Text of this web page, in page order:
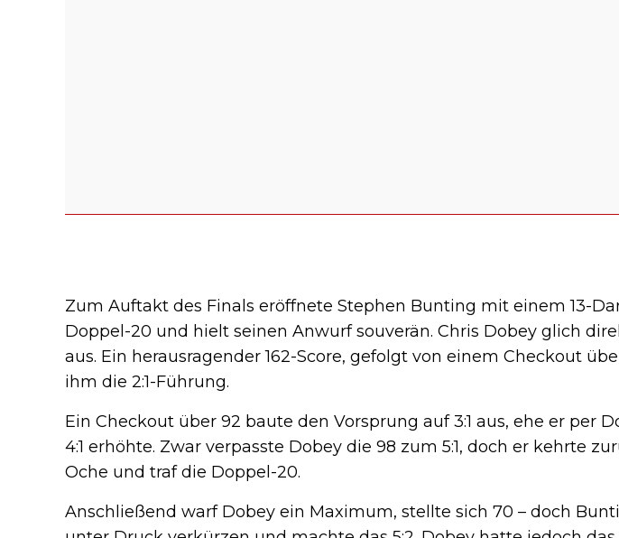
Zum Auftakt des Finals eröffnete Stephen Bunting mit einem 13-
Doppel-20 und hielt seinen Anwurf souverän. Chris Dobey glich
aus. Ein herausragender 162-Score, gefolgt von einem Checkout
ihm die 2:1-Führung.
Ein Checkout über 92 baute den Vorsprung auf 3:1 aus, ehe er per
4:1 erhöhte. Zwar verpasste Dobey die 98 zum 5:1, doch er kehrte
Oche und traf die Doppel-20.
Anschließend warf Dobey ein Maximum, stellte sich 70 – doch